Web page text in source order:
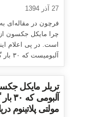
27 آذر 1394
فرچون در مقاله‌ای
چرا مایکل جکسون از
است. در پی اعلام
آلبومیست که ۳۰ بار گواهینامه‌ی مولتی پلاتینوم...
تریلر مایکل
مولتی پلاتینوم